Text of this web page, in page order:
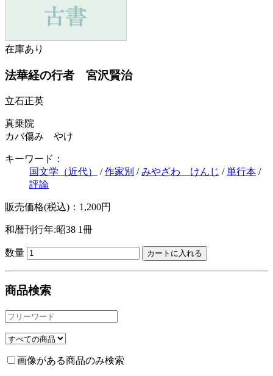
在庫あり
法華経の行者 宮沢賢治
立石正英
真乗院
カバ傷み やけ
キーワード：
国文学（近代）
/作家別 /みやざわ けんじ /単行本 /
評論
販売価格(税込)：1,200円
和暦刊行年:昭38 1冊
数量
商品検索
画像がある商品のみ検索